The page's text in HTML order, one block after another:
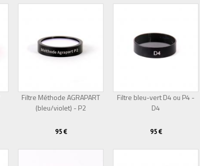
Filtre Méthode AGRAPART
(bleu/violet) - P2
95 €
Filtre bleu-vert D4 ou P4 -
D4
95 €